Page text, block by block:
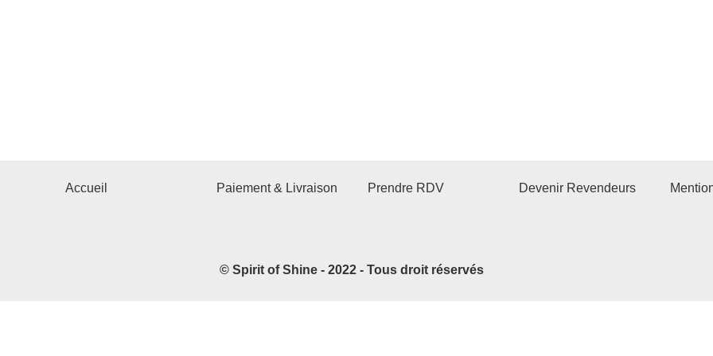
Accueil Paiement & Livraison Prendre RDV Devenir Revendeurs
© Spirit of Shine - 2022 - Tous droit réservés